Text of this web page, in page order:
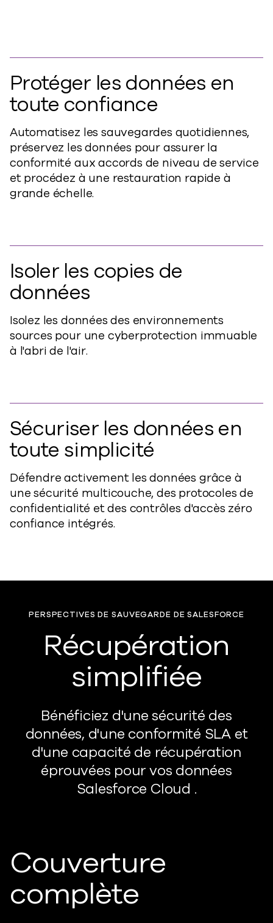
Protéger les données en
toute confiance
Automatisez les sauvegardes quotidiennes,
préservez les données pour assurer la
conformité aux accords de niveau de service
et procédez à une restauration rapide à
grande échelle.
Isoler les copies de
données
Isolez les données des environnements
sources pour une cyberprotection immuable
à l'abri de l'air.
Sécuriser les données en
toute simplicité
Défendre activement les données grâce à
une sécurité multicouche, des protocoles de
confidentialité et des contrôles d'accès zéro
confiance intégrés.
PERSPECTIVES DE SAUVEGARDE DE SALESFORCE
Récupération
simplifiée
Bénéficiez d'une sécurité des
données, d'une conformité SLA et
d'une capacité de récupération
éprouvées pour vos données
Salesforce Cloud .
Couverture
complète